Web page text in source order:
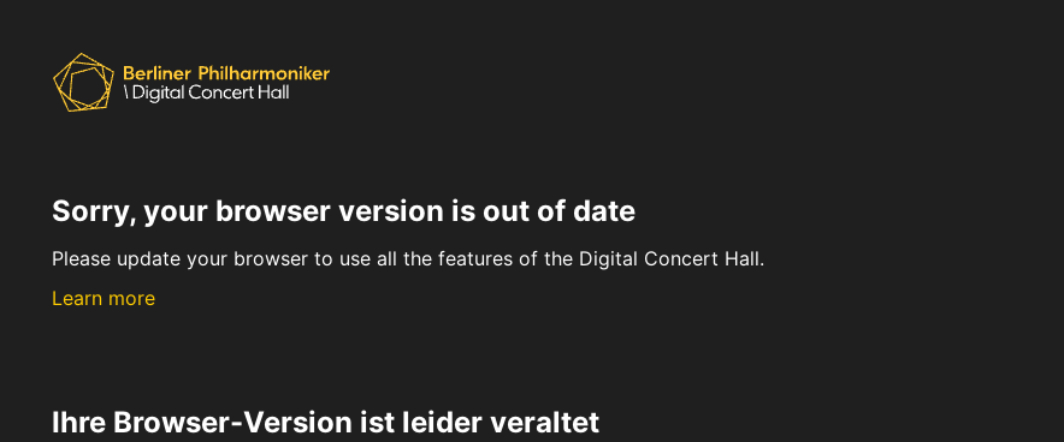
Sorry, your browser version is out of date
Please update your browser to use all the features of the Digital Concert Hall.
Learn more
Ihre Browser-Version ist leider veraltet